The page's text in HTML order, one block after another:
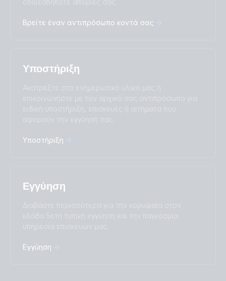
Deutsch
Italiano
Magyar
Suomalainen
Русский
Українська
中國人
Subscribe
οποιεσδήποτε απορίες σας.
Βρείτε έναν αντιπρόσωπο κοντά σας
Υποστήριξη
Ανατρέξτε στο ενημερωτικό υλικό μας ή
επικοινωνήστε με τον αρχικό σας αντιπρόσωπο για
ειδική υποστήριξη, επισκευές ή αιτήματα που
αφορούν την εγγύησή σας.
Υποστήριξη
Εγγύηση
Διαβάστε περισσότερα για την κορυφαία στον
κλάδο 5ετή τυπική εγγύηση και την παγκόσμια
υπηρεσία επισκευών μας.
Εγγύηση